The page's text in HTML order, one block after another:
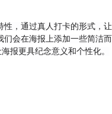
，通过真人打卡的形式，让
会在海报上添加一些简洁而
报更具纪念意义和个性化。